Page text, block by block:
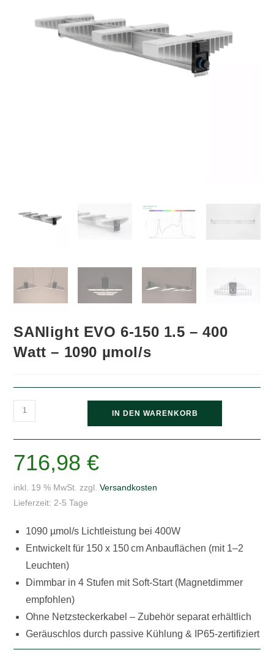
SANlight EVO 6-150 1.5 – 400
Watt – 1090 µmol/s
SANlight
EVO
6-
1.5
-
400
-
1090
µmol/s
IN DEN WARENKORB
716,98€
inkl. 19 % MwSt. zzgl.Versandkosten
Lieferzeit: 2-5 Tage
1090 µmol/s Lichtleistung bei 400W
Entwickelt für 150 x 150 cm Anbauflächen (mit 1–2
Leuchten)
Dimmbar in 4 Stufen mit Soft-Start (Magnetdimmer
empfohlen)
Ohne Netzsteckerkabel – Zubehör separat erhältlich
Geräuschlos durch passive Kühlung & IP65-zertifiziert